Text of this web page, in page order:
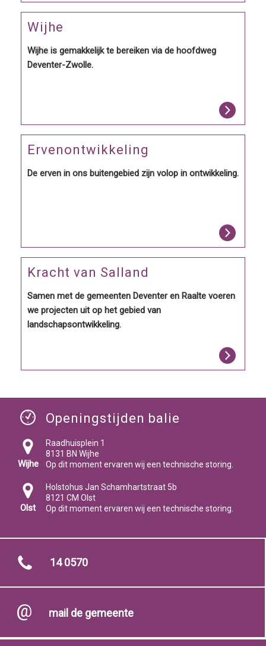
Wijhe
Wijhe is gemakkelijk te bereiken via de hoofdweg
Deventer-Zwolle.
Ervenontwikkeling
De erven in ons buitengebied zijn volop in ontwikkeling.
Kracht van Salland
Samen met de gemeenten Deventer en Raalte voeren
we projecten uit op het gebied van
landschapsontwikkeling.
Openingstijden balie
Wijhe
Raadhuisplein 1
8131 BN Wijhe
Op dit moment ervaren wij een technische storing.
Olst
Holstohus Jan Schamhartstraat 5b
8121 CM Olst
Op dit moment ervaren wij een technische storing.
14 0570
mail de gemeente